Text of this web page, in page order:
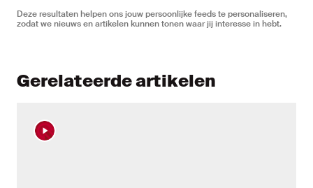
Deze resultaten helpen ons jouw persoonlijke feeds te personaliseren,
zodat we nieuws en artikelen kunnen tonen waar jij interesse in hebt.
Gerelateerde artikelen